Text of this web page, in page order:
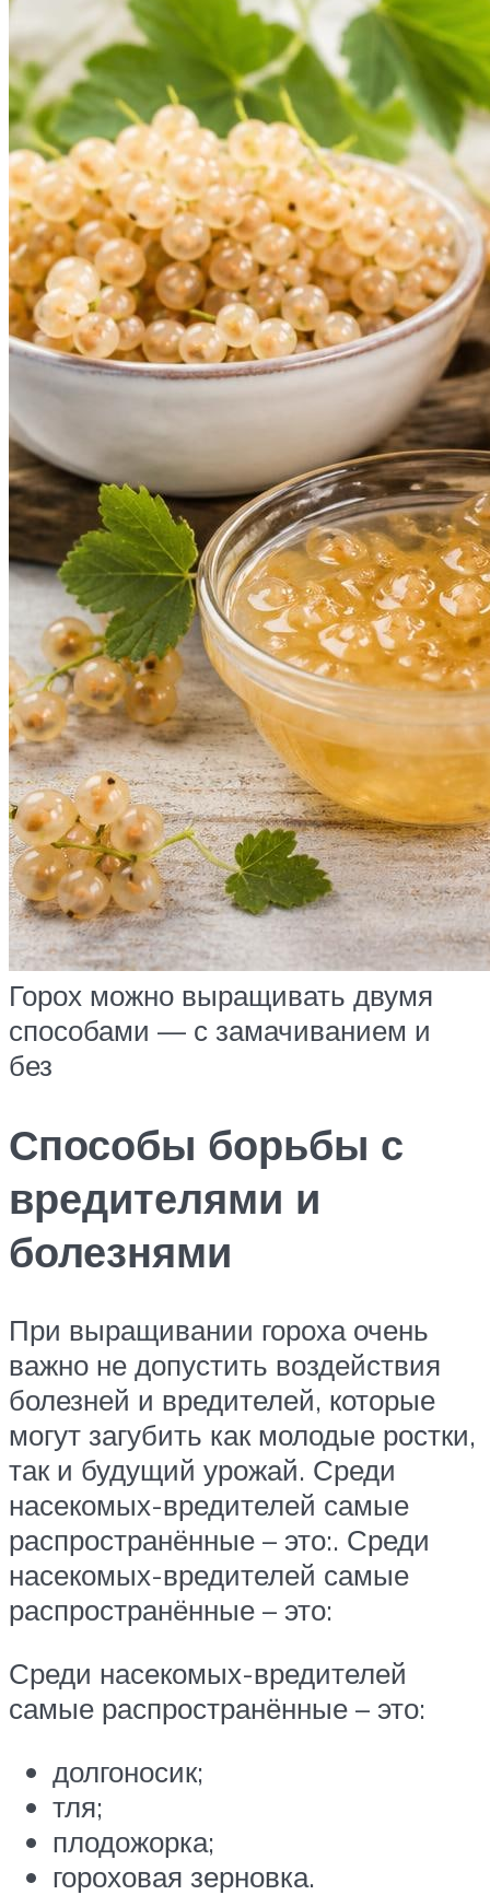
Горох можно выращивать двумя
способами — с замачиванием и
без
Способы борьбы с
вредителями и
болезнями
При выращивании гороха очень
важно не допустить воздействия
болезней и вредителей, которые
могут загубить как молодые ростки,
так и будущий урожай. Среди
насекомых-вредителей самые
распространённые – это:. Среди
насекомых-вредителей самые
распространённые – это:
Среди насекомых-вредителей
самые распространённые – это:
долгоносик;
тля;
плодожорка;
гороховая зерновка.